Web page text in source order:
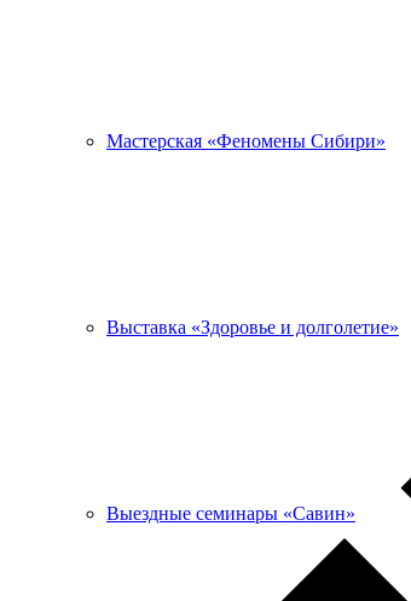
Мастерская «Феномены Сибири»
Выставка «Здоровье и долголетие»
Выездные семинары «Савин»